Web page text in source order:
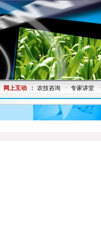
网上互动 ： 农技咨询 · 专家讲堂 ·